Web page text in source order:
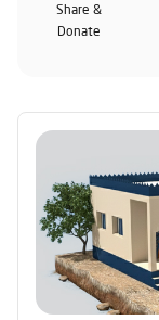
Share &
Donate